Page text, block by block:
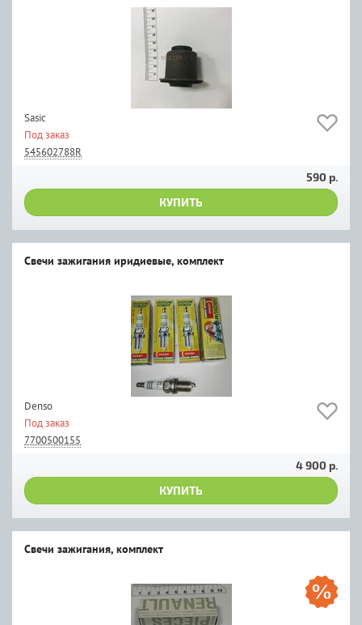
Sasic
Под заказ
545602788R
590 р.
КУПИТЬ
Свечи зажигания иридиевые, комплект
Denso
Под заказ
7700500155
4 900 р.
КУПИТЬ
Свечи зажигания, комплект